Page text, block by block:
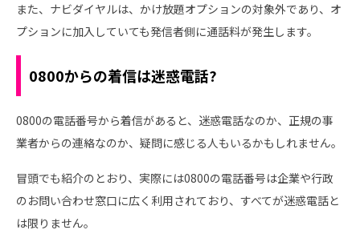
また、ナビダイヤルは、かけ放題オプションの対象外であり、オ
プションに加入していても発信者側に通話料が発生します。
0800からの着信は迷惑電話?
0800の電話番号から着信があると、迷惑電話なのか、正規の事
業者からの連絡なのか、疑問に感じる人もいるかもしれません。
冒頭でも紹介のとおり、実際には0800の電話番号は企業や行政
のお問い合わせ窓口に広く利用されており、すべてが迷惑電話と
は限りません。